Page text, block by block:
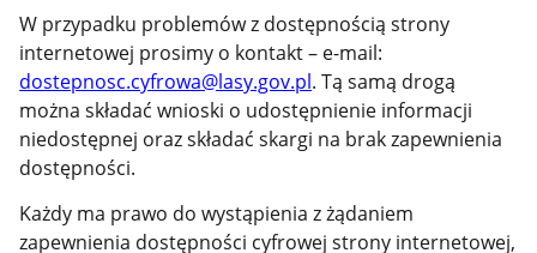
W przypadku problemów z dostępnością strony
internetowej prosimy o kontakt – e-mail:
dostepnosc.cyfrowa@lasy.gov.pl. Tą samą drogą
można składać wnioski o udostępnienie informacji
niedostępnej oraz składać skargi na brak zapewnienia
dostępności.
Każdy ma prawo do wystąpienia z żądaniem
zapewnienia dostępności cyfrowej strony internetowej,